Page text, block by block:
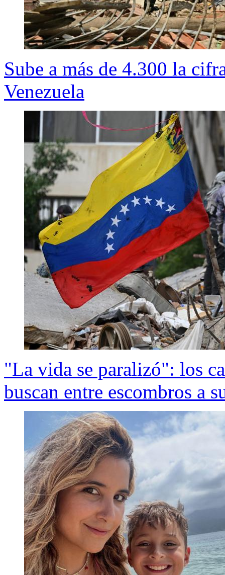
Sube a más de 4.300 la
Venezuela
"La vida se paralizó": los
buscan entre escombros a